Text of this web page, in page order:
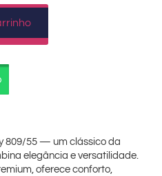
809/55 — um clássico da
elegância e versatilidade.
oferece conforto,